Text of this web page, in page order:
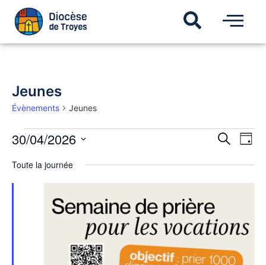
Jeunes
Évènements Jeunes
de
Recherche
de
Jour
30/04/2026
une
date.
Toute la journée